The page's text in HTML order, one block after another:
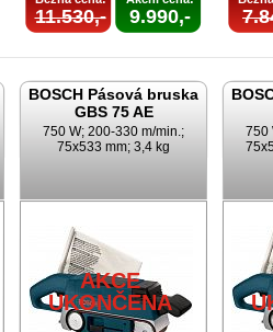
11.530,- 9.990,-
BOSCH Pásová bruska
GBS 75 AE
750 W; 200-330 m/min.;
75x533 mm; 3,4 kg
AKCE
UKONČENA
750